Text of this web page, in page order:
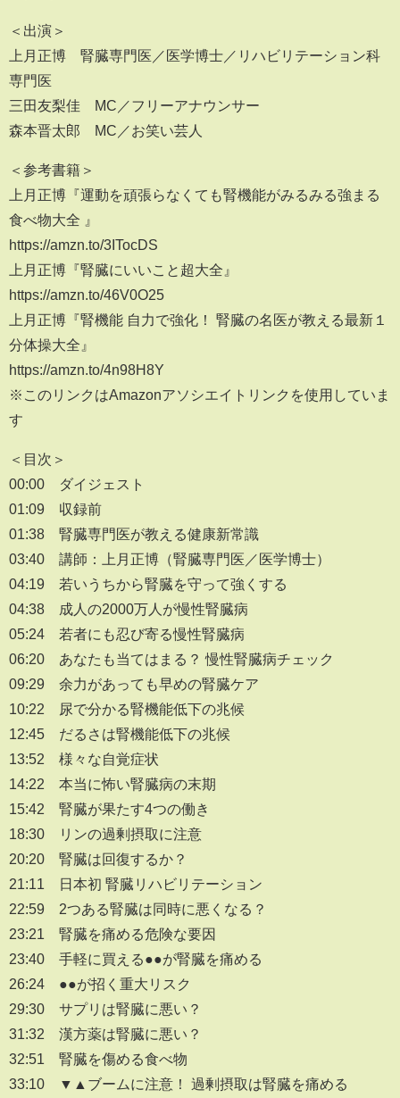
＜出演＞
上月正博 腎臓専門医／医学博士／リハビリテーション科
専門医
三田友梨佳 MC／フリーアナウンサー
森本晋太郎 MC／お笑い芸人
＜参考書籍＞
上月正博『運動を頑張らなくても腎機能がみるみる強まる
食べ物大全 』
https://amzn.to/3ITocDS
上月正博『腎臓にいいこと超大全』
https://amzn.to/46V0O25
上月正博『腎機能 自力で強化！ 腎臓の名医が教える最新１
分体操大全』
https://amzn.to/4n98H8Y
※このリンクはAmazonアソシエイトリンクを使用していま
す
＜目次＞
00:00 ダイジェスト
01:09 収録前
01:38 腎臓専門医が教える健康新常識
03:40 講師：上月正博（腎臓専門医／医学博士）
04:19 若いうちから腎臓を守って強くする
04:38 成人の2000万人が慢性腎臓病
05:24 若者にも忍び寄る慢性腎臓病
06:20 あなたも当てはまる？ 慢性腎臓病チェック
09:29 余力があっても早めの腎臓ケア
10:22 尿で分かる腎機能低下の兆候
12:45 だるさは腎機能低下の兆候
13:52 様々な自覚症状
14:22 本当に怖い腎臓病の末期
15:42 腎臓が果たす4つの働き
18:30 リンの過剰摂取に注意
20:20 腎臓は回復するか？
21:11 日本初 腎臓リハビリテーション
22:59 2つある腎臓は同時に悪くなる？
23:21 腎臓を痛める危険な要因
23:40 手軽に買える●●が腎臓を痛める
26:24 ●●が招く重大リスク
29:30 サプリは腎臓に悪い？
31:32 漢方薬は腎臓に悪い？
32:51 腎臓を傷める食べ物
33:10 ▼▲ブームに注意！ 過剰摂取は腎臓を痛める